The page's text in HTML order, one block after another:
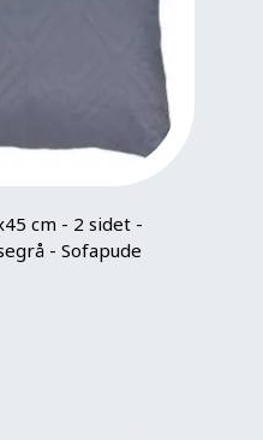
cm - 2 sidet -
- Sofapude